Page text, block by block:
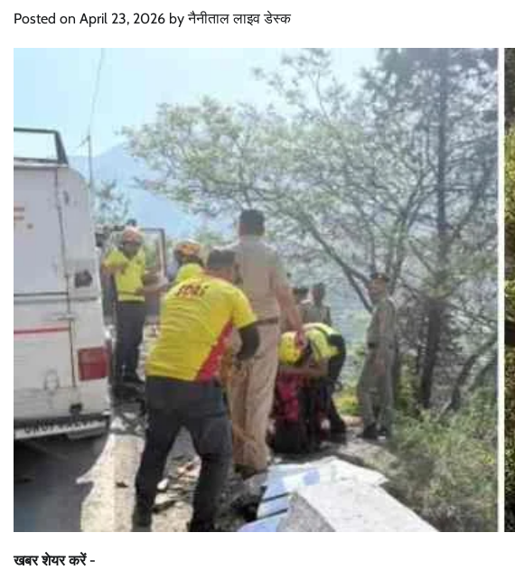
Posted on April 23, 2026 byनैनीताल लाइव डेस्क
खबर शेयर करें -